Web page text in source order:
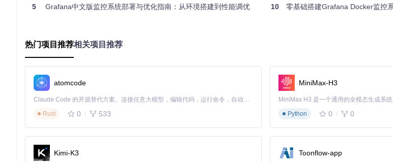
Git版本控制工具
# 安装Yarn（如未安装）
npm install -g yarn
# 克隆项目仓库
cd
验证方法 ：
5 Grafana中文版监控系统部署与优化指南：从环境搭建到性能调优 10 零基础搭建Grafana Docker监控系统
热门项目推荐相关项目推荐
atomcode
Claude Code 的开源替代方案。连接任意大模型，编辑代码，运行命令，自动验证 — 全自动执行。用 Rust 构建，极致性能。 ｜ An open-source alternative to Claude Code. Connect any LLM, edit code, run commands, and verify changes — autonomously. Built in Rust for speed. Get Started
Rust
0 533
MiniMax-H3
Python
0 0
Kimi-K3 Toonflow-app